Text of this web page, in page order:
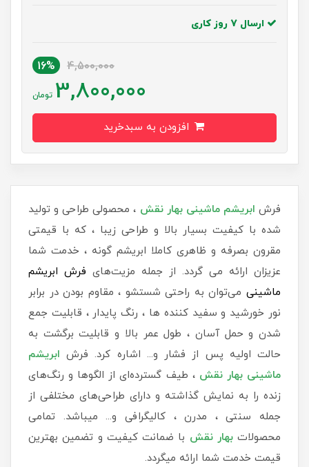
ارسال 7 روز کاری
4,500,000
16%
3,800,000 تومان
فرش ابریشم ماشینی بهار نقش ، محصولی طراحی و تولید
شده با کیفیت بسیار بالا و طراحی زیبا ، که با قیمتی
مقرون بصرفه و ظاهری کاملا ابریشم گونه ، خدمت شما
عزیزان ارائه می گردد. از جمله مزیت‌های فرش ابریشم
ماشینی می‌توان به راحتی شستشو ، مقاوم بودن در برابر
نور خورشید و سفید کننده ها ، رنگ پایدار ، قابلیت جمع
شدن و حمل آسان ، طول عمر بالا و قابلیت برگشت به
حالت اولیه پس از فشار و... اشاره کرد. فرش ابریشم
ماشینی بهار نقش، طیف گسترده‌ای از الگوها و رنگ‌های
زنده را به نمایش گذاشته و دارای طراحی‌های مختلفی از
جمله سنتی ، مدرن ، کالیگرافی و... میباشد. تمامی
محصولاتبهار نقش با ضمانت کیفیت و تضمین بهترین
قیمت خدمت شما ارائه میگردد.